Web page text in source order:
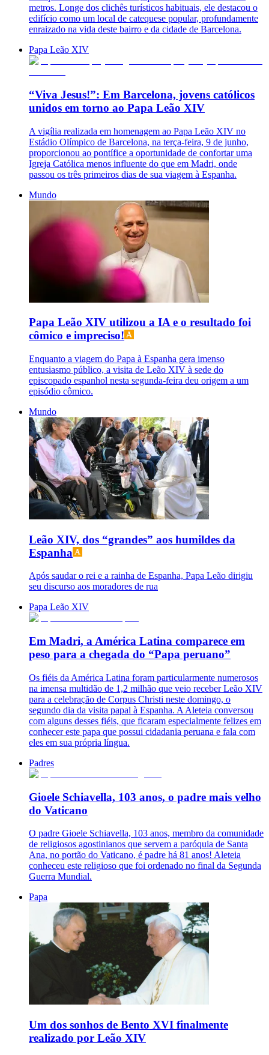
metros. Longe dos clichês turísticos habituais, ele destacou o
edifício como um local de catequese popular, profundamente
enraizado na vida deste bairro e da cidade de Barcelona.
Papa Leão XIV
“Viva Jesus!”: Em Barcelona, ​​jovens católicos
unidos em torno ao Papa Leão XIV
A vigília realizada em homenagem ao Papa Leão XIV no
Estádio Olímpico de Barcelona, ​​na terça-feira, 9 de junho,
proporcionou ao pontífice a oportunidade de confortar uma
Igreja Católica menos influente do que em Madri, onde
passou os três primeiros dias de sua viagem à Espanha.
Mundo
Papa Leão XIV utilizou a IA e o resultado foi
cômico e impreciso!
Enquanto a viagem do Papa à Espanha gera imenso
entusiasmo público, a visita de Leão XIV à sede do
episcopado espanhol nesta segunda-feira deu origem a um
episódio cômico.
Mundo
Leão XIV, dos “grandes” aos humildes da
Espanha
Após saudar o rei e a rainha de Espanha, Papa Leão dirigiu
seu discurso aos moradores de rua
Papa Leão XIV
Em Madri, a América Latina comparece em
peso para a chegada do “Papa peruano”
Os fiéis da América Latina foram particularmente numerosos
na imensa multidão de 1,2 milhão que veio receber Leão XIV
para a celebração de Corpus Christi neste domingo, o
segundo dia da visita papal à Espanha. A Aleteia conversou
com alguns desses fiéis, que ficaram especialmente felizes em
conhecer este papa que possui cidadania peruana e fala com
eles em sua própria língua.
Padres
Gioele Schiavella, 103 anos, o padre mais velho
do Vaticano
O padre Gioele Schiavella, 103 anos, membro da comunidade
de religiosos agostinianos que servem a paróquia de Santa
Ana, no portão do Vaticano, é padre há 81 anos! Aleteia
conheceu este religioso que foi ordenado no final da Segunda
Guerra Mundial.
Papa
Um dos sonhos de Bento XVI finalmente
realizado por Leão XIV